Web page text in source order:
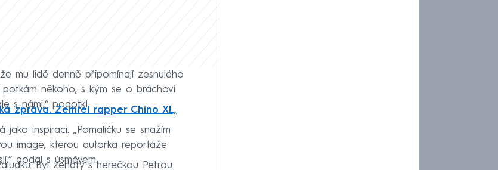
mu lidé denně připomínají zesnulého
někoho, s kým se o bráchovi
s námi,“ podotkl.
zpráva. Zemřel rapper Chino XL,
inspiraci. „Pomaličku se snažím
image, kterou autorka reportáže
dodal s úsměvem.
Byl ženatý s herečkou Petrou